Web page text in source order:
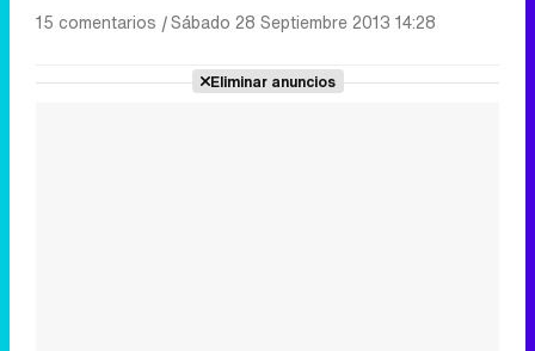
15 comentarios |Sábado 28 Septiembre 2013 14:28
Eliminar anuncios